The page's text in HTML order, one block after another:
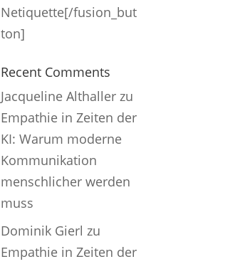
Netiquette[/fusion_but
ton]
Recent Comments
Jacqueline Althaller zu
Empathie in Zeiten der
KI: Warum moderne
Kommunikation
menschlicher werden
muss
Dominik Gierl zu
Empathie in Zeiten der